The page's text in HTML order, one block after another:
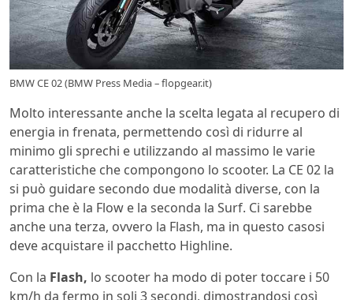
BMW CE 02 (BMW Press Media – flopgear.it)
Molto interessante anche la scelta legata al recupero di
energia in frenata, permettendo così di ridurre al
minimo gli sprechi e utilizzando al massimo le varie
caratteristiche che compongono lo scooter. La CE 02 la
si può guidare secondo due modalità diverse, con la
prima che è la Flow e la seconda la Surf. Ci sarebbe
anche una terza, ovvero la Flash, ma in questo casosi
deve acquistare il pacchetto Highline.
Con la Flash, lo scooter ha modo di poter toccare i 50
km/h da fermo in soli 3 secondi, dimostrandosi così